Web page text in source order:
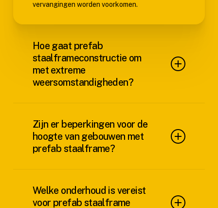
vervangingen worden voorkomen.
Hoe gaat prefab
staalframeconstructie om
met extreme
weersomstandigheden?
weersomstandigheden en heeft een veerkracht
die vergelijkbaar is met die van een superheld. De
robuuste materialen weerstaan wind, sneeuw en
regen, waardoor je structuur intact en veilig
Zijn er beperkingen voor de
hoogte van gebouwen met
prefab staalframe?
gebouwen met prefab staalframe. Deze
beperkingen zijn vaak afhankelijk van lokale
Welke onderhoud is vereist
voor prefab staalframe